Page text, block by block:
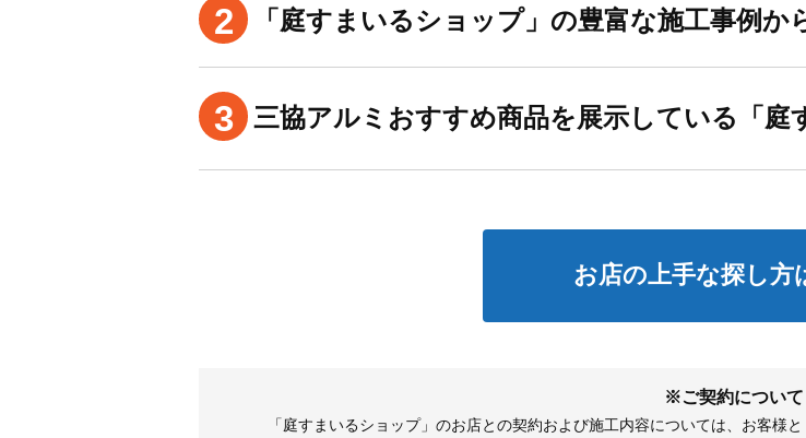
2 「庭すまいるショップ」の豊富な施工事例か
3 三協アルミおすすめ商品を展示している「庭
お店の上手な探し方
※ご契約について
「庭すまいるショップ」のお店との契約および施工内容については、お客様